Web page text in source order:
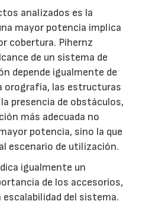
analizados es la
mayor potencia implica
cobertura. Pihernz
de un sistema de
depende igualmente de
orografía, las estructuras
presencia de obstáculos,
más adecuada no
potencia, sino la que
escenario de utilización.
igualmente un
de los accesorios,
del sistema.